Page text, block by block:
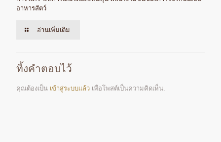
อาหารสัตว์
อ่านเพิ่มเติม
ทิ้งคำตอบไว้
คุณต้องเป็น เข้าสู่ระบบแล้ว เพื่อโพสต์เป็นความคิดเห็น.